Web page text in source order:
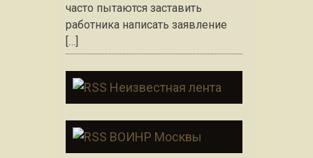
часто пытаются заставить
работника написать заявление
[…]
Неизвестная лента
ВОИНР Москвы